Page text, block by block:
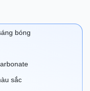
bóng
sắc